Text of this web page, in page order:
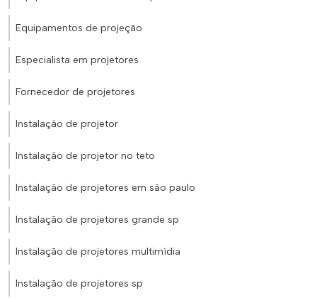
Equipamentos de projeção
Especialista em projetores
Fornecedor de projetores
Instalação de projetor
Instalação de projetor no teto
Instalação de projetores em são paulo
Instalação de projetores grande sp
Instalação de projetores multimídia
Instalação de projetores sp